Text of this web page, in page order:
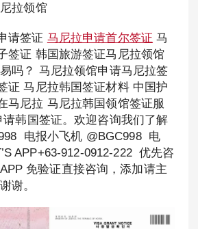
拉领馆
请签证 马尼拉申请首尔签证 马
签证 韩国旅游签证马尼拉领馆
吗？ 马尼拉领馆申请马尼拉签
证 马尼拉韩国签证材料 中国护
马尼拉 马尼拉韩国领馆签证服
韩国签证。欢迎咨询我们了解
电报小飞机 @BGC998 电
APP+63-912-0912-222 优先咨
免验证直接咨询，添加请主
谢。